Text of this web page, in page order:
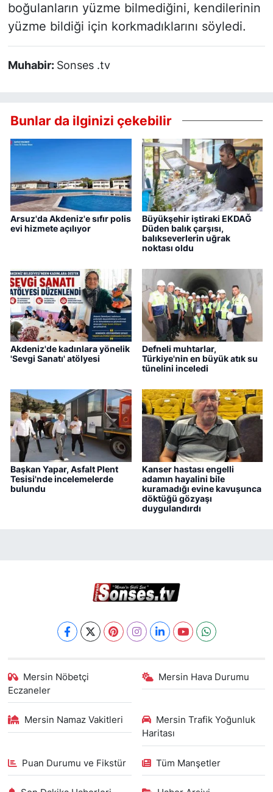
boğulanların yüzme bilmediğini, kendilerinin
yüzme bildiği için korkmadıklarını söyledi.
Muhabir: Sonses .tv
Bunlar da ilginizi çekebilir
Arsuz'da Akdeniz'e sıfır polis
evi hizmete açılıyor
Büyükşehir iştiraki EKDAĞ
Düden balık çarşısı,
balıkseverlerin uğrak
noktası oldu
Akdeniz'de kadınlara yönelik
'Sevgi Sanatı' atölyesi
Defneli muhtarlar,
Türkiye'nin en büyük atık su
tünelini inceledi
Başkan Yapar, Asfalt Plent
Tesisi'nde incelemelerde
bulundu
Kanser hastası engelli
adamın hayalini bile
kuramadığı evine kavuşunca
döktüğü gözyaşı
duygulandırdı
Mersin Nöbetçi
Eczaneler
Mersin Hava Durumu
Mersin Namaz Vakitleri
Mersin Trafik Yoğunluk
Haritası
Puan Durumu ve Fikstür Tüm Manşetler